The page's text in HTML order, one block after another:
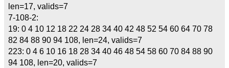
len=17, valids=7
7-108-2:
19: 0 4 10 12 18 22 24 28 34 40 42 48 52 54 60 64 70 78
82 84 88 90 94 108, len=24, valids=7
223: 0 4 6 10 16 18 28 34 40 46 48 54 58 60 70 84 88 90
94 108, len=20, valids=7